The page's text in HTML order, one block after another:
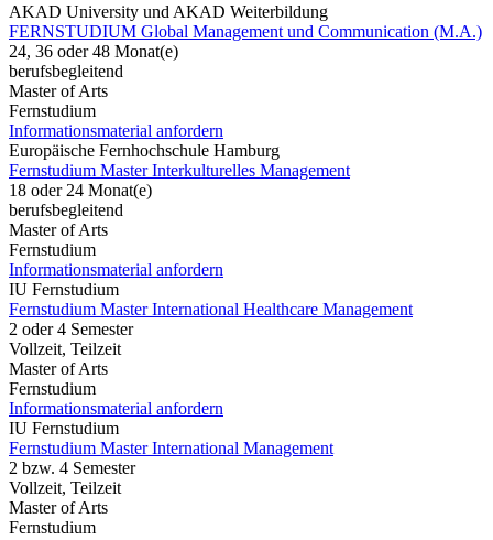
AKAD University und AKAD Weiterbildung
FERNSTUDIUM Global Management und Communication (M.A.)
24, 36 oder 48 Monat(e)
berufsbegleitend
Master of Arts
Fernstudium
Informationsmaterial anfordern
Europäische Fernhochschule Hamburg
Fernstudium Master Interkulturelles Management
18 oder 24 Monat(e)
berufsbegleitend
Master of Arts
Fernstudium
Informationsmaterial anfordern
IU Fernstudium
Fernstudium Master International Healthcare Management
2 oder 4 Semester
Vollzeit, Teilzeit
Master of Arts
Fernstudium
Informationsmaterial anfordern
IU Fernstudium
Fernstudium Master International Management
2 bzw. 4 Semester
Vollzeit, Teilzeit
Master of Arts
Fernstudium